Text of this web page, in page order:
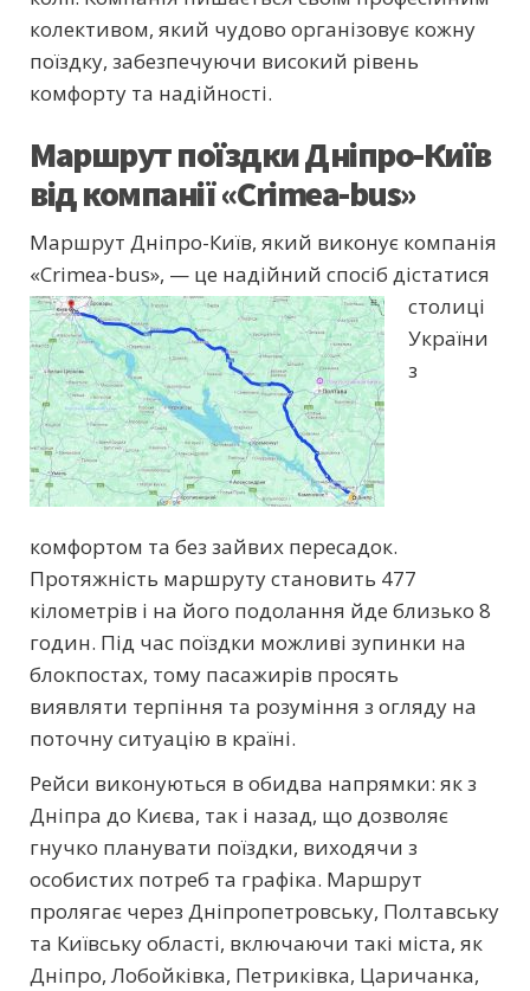
колективом, який чудово організовує кожну
поїздку, забезпечуючи високий рівень
комфорту та надійності.
Маршрут поїздки Дніпро-Київ
від компанії «Crimea-bus»
Маршрут Дніпро-Київ, який виконує компанія
«Crimea-bus», — це надійний спосіб дістатися
столиці
України
з
комфортом та без зайвих пересадок.
Протяжність маршруту становить 477
кілометрів і на його подолання йде близько 8
годин. Під час поїздки можливі зупинки на
блокпостах, тому пасажирів просять
виявляти терпіння та розуміння з огляду на
поточну ситуацію в країні.
Рейси виконуються в обидва напрямки: як з
Дніпра до Києва, так і назад, що дозволяє
гнучко планувати поїздки, виходячи з
особистих потреб та графіка. Маршрут
пролягає через Дніпропетровську, Полтавську
та Київську області, включаючи такі міста, як
Дніпро, Лобойківка, Петриківка, Царичанка,